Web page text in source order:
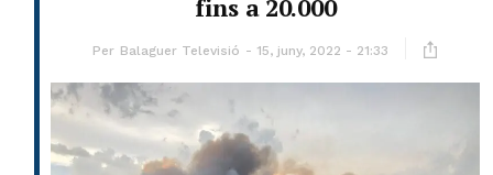
fins a 20.000
Per Balaguer Televisió 15, juny, 2022 - 21:33